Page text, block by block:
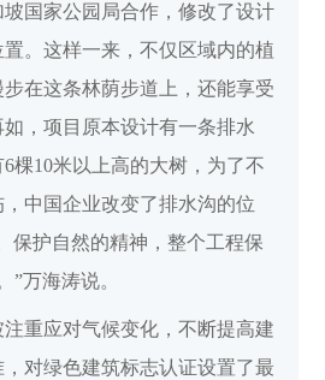
国家公园局合作，修改了设计
。这样一来，不仅区域内的植
在这条林荫步道上，还能享受
，项目原本设计有一条排水
棵10米以上高的大树，为了不
中国企业改变了排水沟的位
保护自然的精神，整个工程保
”万海涛说。
重应对气候变化，不断提高建
对绿色建筑标志认证设置了最